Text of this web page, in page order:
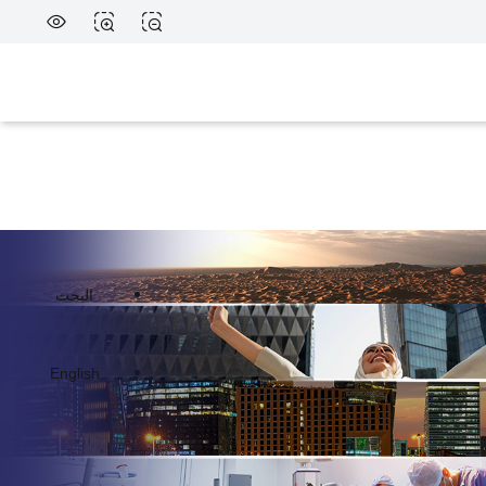
البحث
English